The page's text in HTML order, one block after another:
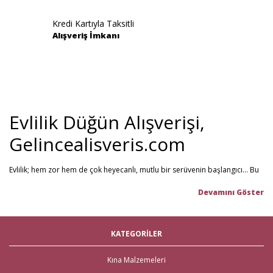
Kredi Kartıyla Taksitli
Alışveriş İmkanı
Evlilik Düğün Alışverişi,
Gelincealisveris.com
Evlilik; hem zor hem de çok heyecanlı, mutlu bir serüvenin başlangıcı... Bu
Gelince Alışveriş; 2013 senesinden beri hizmet veren ve müşteri
gelin hamamı,bekarlığa veda partisi
malzemelerigibi ürünleri tek bir mağaza üzerinden en iyi fiyat ile satın
alabilirsiniz. Bu stresli süreçte mağaza mağaza dolaşmak yerine, Gelince
KATEGORİLER
Kına Malzemeleri